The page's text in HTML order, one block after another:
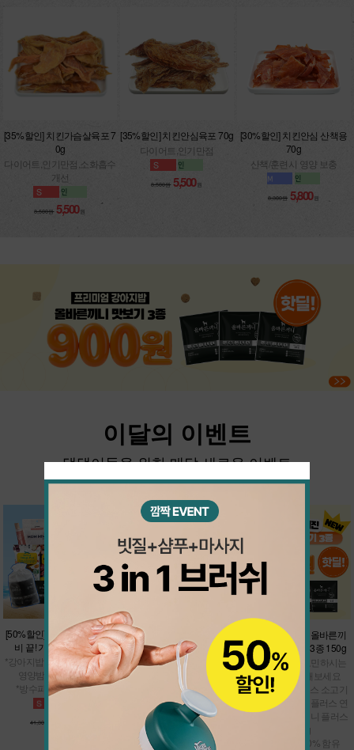
[35%할인] 치킨가슴살육포 7
0g
다이어트,인기만점,소화흡수
개선
8,500원 5,500 원
[35%할인] 치킨안심육포 70g
다이어트,인기만점
8,500원 5,500 원
[30%할인] 치킨안심 산책용
70g
산책/훈련시 영양 보충
8,300원 5,800 원
이달의 이벤트
댕댕이들을 위한 매달 새로운 이벤트
더보기
[50%할인] 간단하게 여행 준
비 끝! 가볍'개' 바캉스팩
*강아지밥 맛보기 7종 + 맘맘
영양밤 (택1) + 냠냠이
*방수파우치 추가 증정
41,300원
[37%할인] 쿨썸머 밸런스 팩
*올바른끼니 본품 택1 + 남극
크릴 오메가 바
*여름철 건강관리
*면역관리
57,500원 36,200원
★샘플900핫딜★올바른끼
니 플러스 맛보기 3종 150g
* 강아지밥으로 고민하시는
분들은 테스트 해보세요
* 올바른끼니 플러스 소고기
50g + 올바른끼니 플러스 연
어 50g + 올바른끼니 플러스
오리 50g
* 신선한 생육 60% 함유